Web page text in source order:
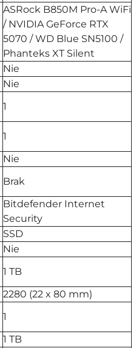
ASRock B850M Pro-A WiFi
/ NVIDIA GeForce RTX
5070 / WD Blue SN5100 /
Phanteks XT Silent
Nie
Nie
1
1
Nie
Brak
Bitdefender Internet
Security
SSD
Nie
1 TB
2280 (22 x 80 mm)
1
1 TB